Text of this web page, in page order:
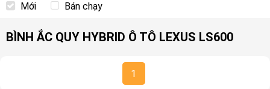
Mới Bán chạy
BÌNH ẮC QUY HYBRID Ô TÔ LEXUS LS600
1